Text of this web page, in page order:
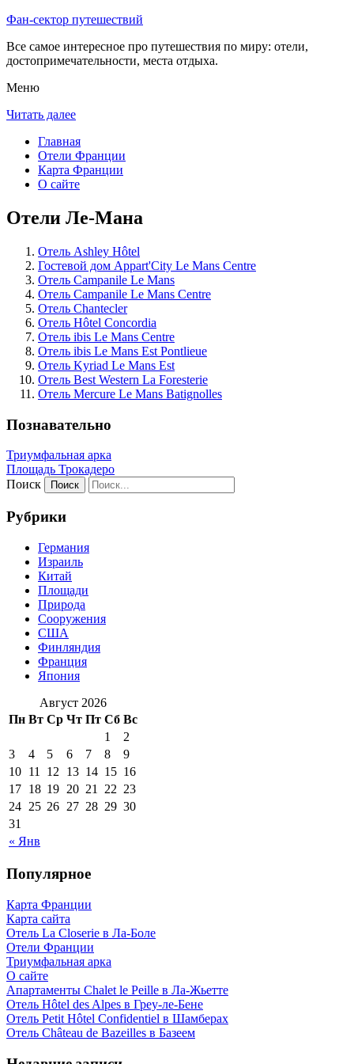
Фан-сектор путешествий
Все самое интересное про путешествия по миру: отели,
достопримечательности, места отдыха.
Меню
Читать далее
Главная
Отели Франции
Карта Франции
О сайте
Отели Ле-Мана
Отель Ashley Hôtel
Гостевой дом Appart'City Le Mans Centre
Отель Campanile Le Mans
Отель Campanile Le Mans Centre
Отель Chantecler
Отель Hôtel Concordia
Отель ibis Le Mans Centre
Отель ibis Le Mans Est Pontlieue
Отель Kyriad Le Mans Est
Отель Best Western La Foresterie
Отель Mercure Le Mans Batignolles
Познавательно
Триумфальная арка
Площадь Трокадеро
Поиск
Рубрики
Германия
Израиль
Китай
Площади
Природа
Сооружения
США
Финляндия
Франция
Япония
Август 2026
Пн Вт Ср Чт Пт Сб Вс
« Янв
1
2
3
4 5 6 7 8
9
10 11 12 13 14 15 16
17 18 19 20 21 22 23
24 25 26 27 28 29 30
31
Популярное
Карта Франции
Карта сайта
Отель La Closerie в Ла-Боле
Отели Франции
Триумфальная арка
О сайте
Апартаменты Chalet le Peille в Ла-Жьетте
Отель Hôtel des Alpes в Греу-ле-Бене
Отель Petit Hôtel Confidentiel в Шамберах
Отель Château de Bazeilles в Базеем